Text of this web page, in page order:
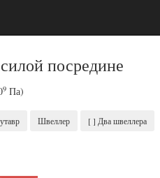
посредине
9 Па)
Швеллер [ ] Два швеллера